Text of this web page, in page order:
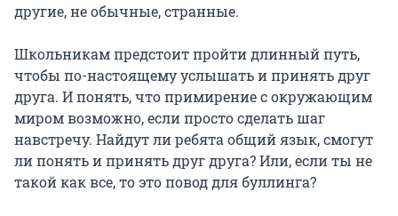
другие, не обычные, странные.
Школьникам предстоит пройти длинный путь,
чтобы по-настоящему услышать и принять друг
друга. И понять, что примирение с окружающим
миром возможно, если просто сделать шаг
навстречу. Найдут ли ребята общий язык, смогут
ли понять и принять друг друга? Или, если ты не
такой как все, то это повод для буллинга?